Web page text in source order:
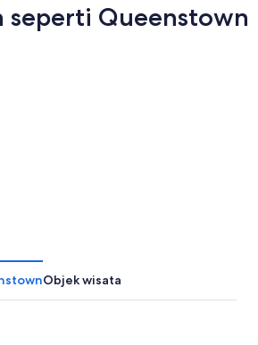
seperti Queenstown
Objek wisata